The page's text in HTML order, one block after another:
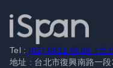
Tel : (02) 6631-6588（台
地址 : 台北市復興南路一